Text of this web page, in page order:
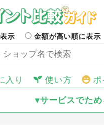
示 金額が高い順に表示
入り 使い方 ポ
▾サービスでため